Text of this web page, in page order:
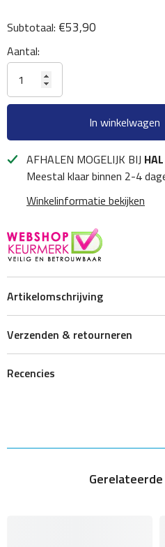
Subtotaal: €53,90
Aantal:
In winkelwagen
AFHALEN MOGELIJK BIJ
Meestal klaar binnen 2-4
Winkelinformatie bekijken
Artikelomschrijving
Verzenden & retourneren
Recencies